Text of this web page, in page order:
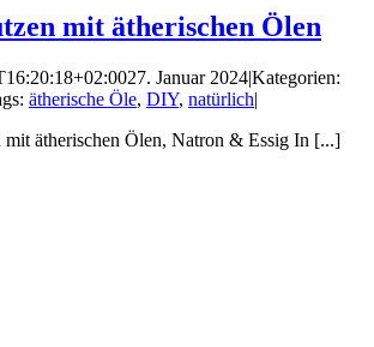
mit ätherischen Ölen
27. Januar 2024|Kategorien:
ätherische Öle, DIY, natürlich|
mit ätherischen Ölen, Natron & Essig In [...]